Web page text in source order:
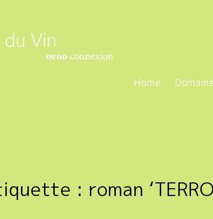
Home Domaine
: roman